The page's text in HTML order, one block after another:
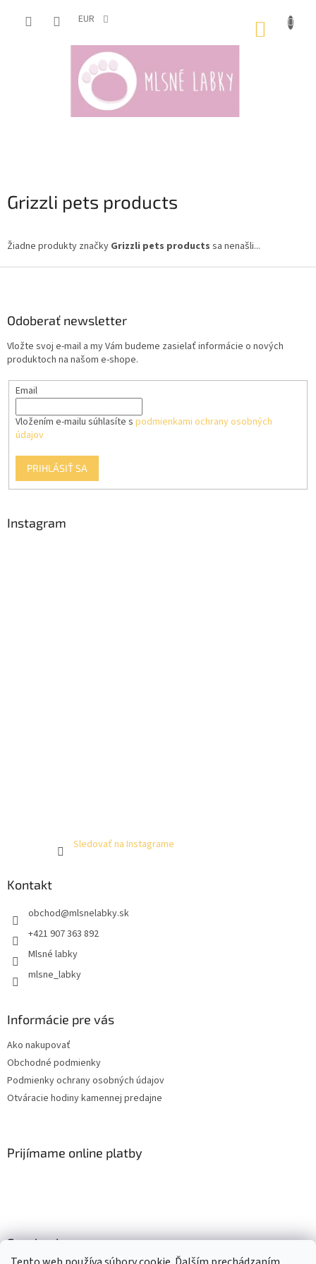
EUR
Grizzli pets products
Žiadne produkty značky Grizzli pets products sa nenašli...
Odoberať newsletter
Vložte svoj e-mail a my Vám budeme zasielať informácie o nových
produktoch na našom e-shope.
Email
Vložením e-mailu súhlasíte s podmienkami ochrany osobných
údajov
PRIHLÁSIŤ SA
Instagram
Sledovať na Instagrame
Kontakt
obchod@mlsnelabky.sk
+421 907 363 892
Mlsné labky
mlsne_labky
Informácie pre vás
Ako nakupovať
Obchodné podmienky
Podmienky ochrany osobných údajov
Otváracie hodiny kamennej predajne
Prijímame online platby
Facebook